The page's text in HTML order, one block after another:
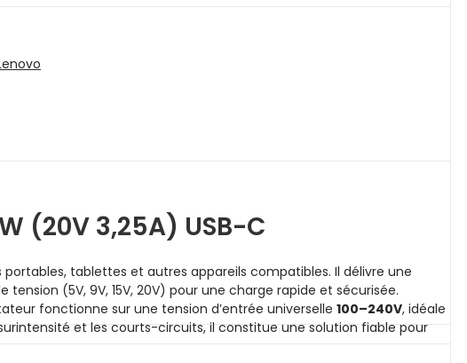
(20V 3,25A) USB-C
tablettes et autres appareils compatibles. Il délivre une
tension (5V, 9V, 15V, 20V) pour une charge rapide et sécurisée.
fonctionne sur une tension d’entrée universelle 100–240V, idéale
et les courts-circuits, il constitue une solution fiable pour